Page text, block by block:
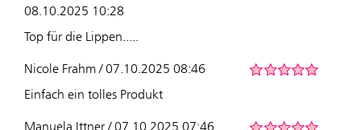
08.10.2025 10:28
Top für die Lippen.....
Nicole Frahm / 07.10.2025 08:46
Einfach ein tolles Produkt
Manuela Ittner / 07.10.2025 07:46